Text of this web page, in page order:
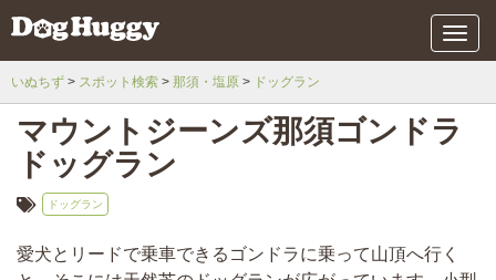
メ
ニ
いぬちず スポット検索 那須・塩原 ドッグラン
マウントジーンズ那須ゴンドラ
ドッグラン
ドッグラン
愛犬とリードで乗車できるゴンドラに乗って山頂へ行く